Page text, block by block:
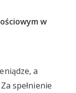
w
a
spełnienie